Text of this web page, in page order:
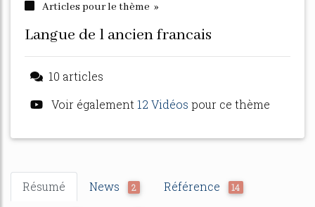
Articles pour le thème »
langue de l ancien francais
10 articles
Voir également 12 Vidéos pour ce thème
Résumé News 2 Référence 14